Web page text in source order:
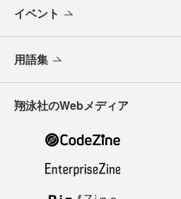
イベント
用語集
翔泳社のWebメディア